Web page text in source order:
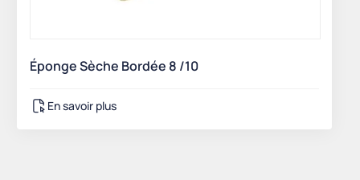
Éponge Sèche Bordée 8 /10
En savoir plus